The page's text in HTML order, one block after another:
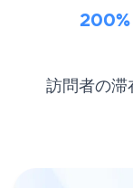
訪問者の滞